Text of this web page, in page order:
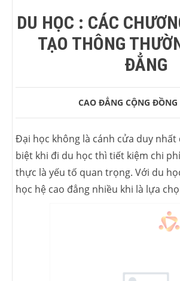
DU HỌC : CÁC
TẠO THÔNG
ĐẲNG
CAO ĐẲNG CỘNG ĐỒNG
Đại học không là cánh cửa duy nhất
biệt khi đi du học thì tiết kiệm chi
thực là yếu tố quan trọng. Với du
học hệ cao đẳng nhiều khi là lựa